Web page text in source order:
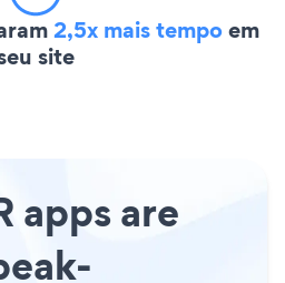
2,5x mais tempoem
site
apps are